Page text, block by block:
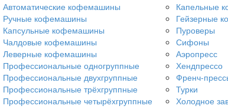
Автоматические кофемашины
Ручные кофемашины
Капсульные кофемашины
Чалдовые кофемашины
Леверные кофемашины
Профессиональные одногруппные
Профессиональные двухгруппные
Профессиональные трёхгруппные
Профессиональные четырёхгруппные
Капельные
Гейзерные
Пуроверы
Сифоны
Аэропресс
Хендпрессо
Френч-
Турки
Холодное